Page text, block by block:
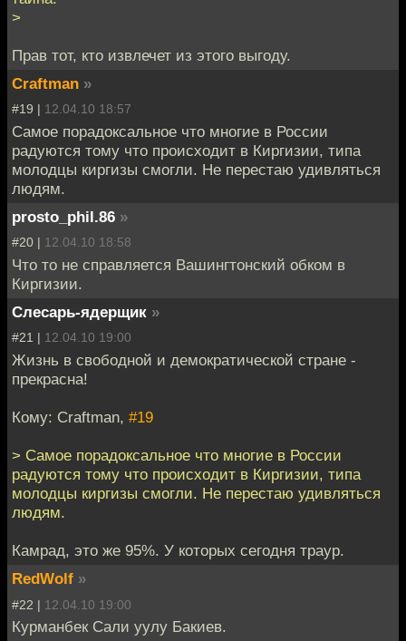
>
Прав тот, кто извлечет из этого выгоду.
Craftman »
#19 | 12.04.10 18:57
Самое порадоксальное что многие в России
радуются тому что происходит в Киргизии, типа
молодцы киргизы смогли. Не перестаю удивляться
людям.
prosto_phil.86 »
#20 | 12.04.10 18:58
Что то не справляется Вашингтонский обком в
Киргизии.
Слесарь-ядерщик »
#21 | 12.04.10 19:00
Жизнь в свободной и демократической стране -
прекрасна!
Кому: Craftman, #19
> Самое порадоксальное что многие в России
радуются тому что происходит в Киргизии, типа
молодцы киргизы смогли. Не перестаю удивляться
людям.
Камрад, это же 95%. У которых сегодня траур.
RedWolf »
#22 | 12.04.10 19:00
Курманбек Сали уулу Бакиев.